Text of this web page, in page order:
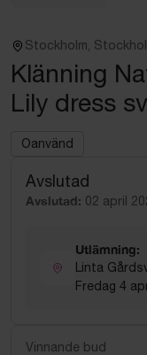
Stockholm,
Klänning
Lily dress
Oanvänd
Avslutad
Avslutad: 02 april
Utlämning:
Linta
Fredag 4
Vinnande bud